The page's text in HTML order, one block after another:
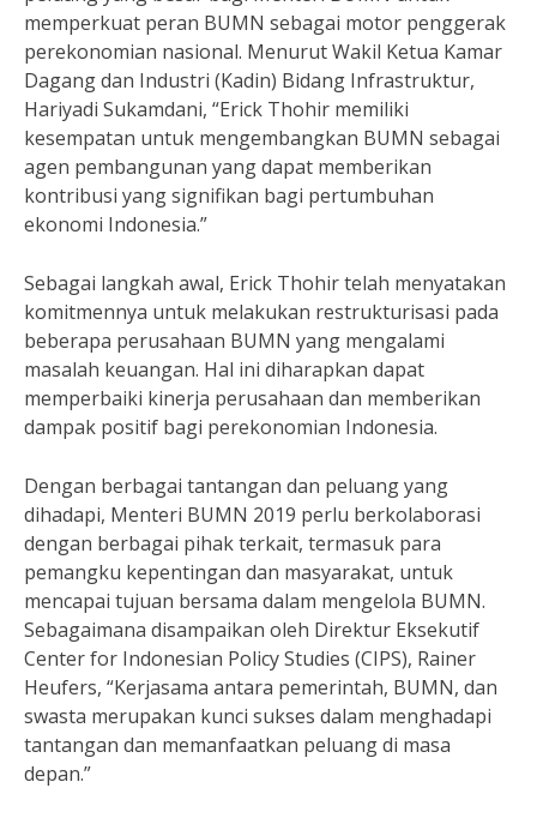
memperkuat peran BUMN sebagai motor penggerak
perekonomian nasional. Menurut Wakil Ketua Kamar
Dagang dan Industri (Kadin) Bidang Infrastruktur,
Hariyadi Sukamdani, “Erick Thohir memiliki
kesempatan untuk mengembangkan BUMN sebagai
agen pembangunan yang dapat memberikan
kontribusi yang signifikan bagi pertumbuhan
ekonomi Indonesia.”
Sebagai langkah awal, Erick Thohir telah menyatakan
komitmennya untuk melakukan restrukturisasi pada
beberapa perusahaan BUMN yang mengalami
masalah keuangan. Hal ini diharapkan dapat
memperbaiki kinerja perusahaan dan memberikan
dampak positif bagi perekonomian Indonesia.
Dengan berbagai tantangan dan peluang yang
dihadapi, Menteri BUMN 2019 perlu berkolaborasi
dengan berbagai pihak terkait, termasuk para
pemangku kepentingan dan masyarakat, untuk
mencapai tujuan bersama dalam mengelola BUMN.
Sebagaimana disampaikan oleh Direktur Eksekutif
Center for Indonesian Policy Studies (CIPS), Rainer
Heufers, “Kerjasama antara pemerintah, BUMN, dan
swasta merupakan kunci sukses dalam menghadapi
tantangan dan memanfaatkan peluang di masa
depan.”